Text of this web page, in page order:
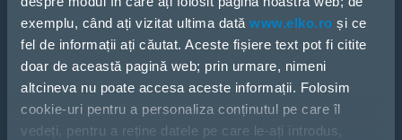
exemplu, când ați vizitat ultima dată www.elko.ro și ce
fel de informații ați căutat. Aceste fișiere text pot fi citite
doar de această pagină web; prin urmare, nimeni
altcineva nu poate accesa aceste informații. Folosim
cookie-uri pentru a personaliza conținutul pe care îl
vedeți, pentru a reține datele pe care le-ați introdus,
CONTACT
ȘTIRI
DESPRE NOI